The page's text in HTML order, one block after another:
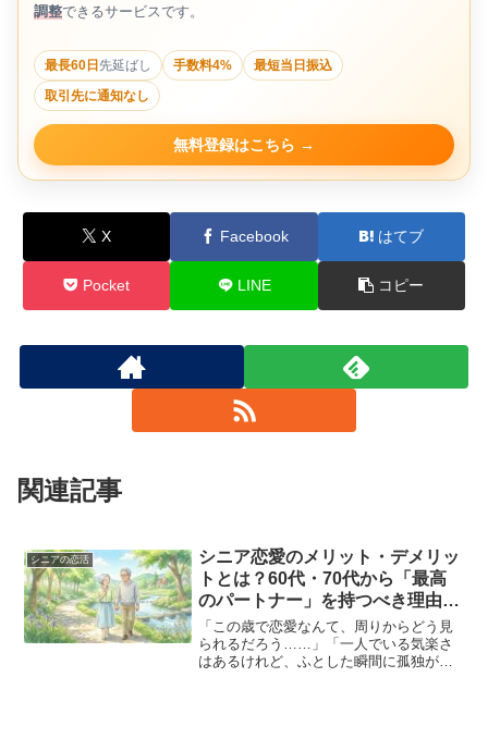
調整できるサービスです。
最長60日先延ばし 手数料4%
最短当日振込
取引先に通知なし
無料登録はこちら
X Facebook はてブ
Pocket LINE コピー
関連記事
シニアの恋活
シニア恋愛のメリット・デメリッ
トとは？60代・70代から「最高
のパートナー」を持つべき理由と
注意点
「この歳で恋愛なんて、周りからどう見
られるだろう……」「一人でいる気楽さ
はあるけれど、ふとした瞬間に孤独が胸